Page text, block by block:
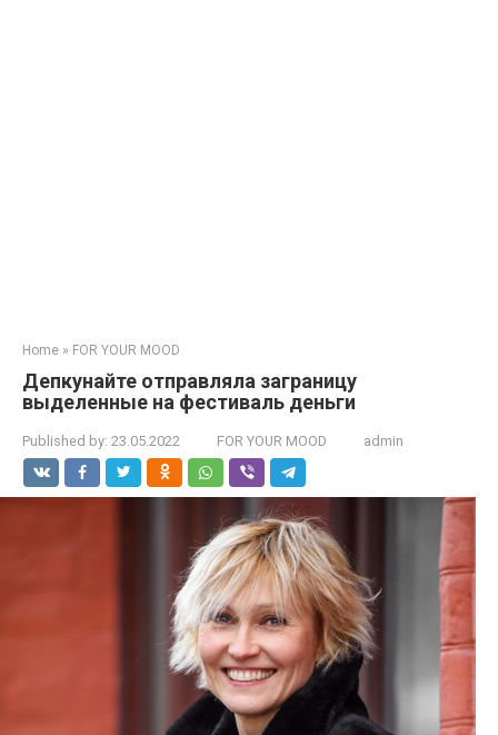
Home » FOR YOUR MOOD
Депкунайте отправляла заграницу
выделенные на фестиваль деньги
Published by: 23.05.2022 FOR YOUR MOOD admin